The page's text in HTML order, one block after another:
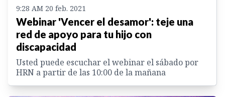
9:28 AM 20 feb. 2021
Webinar 'Vencer el desamor': teje una
red de apoyo para tu hijo con
discapacidad
Usted puede escuchar el webinar el sábado por
HRN a partir de las 10:00 de la mañana